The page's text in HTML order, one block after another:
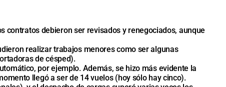
contratos debieron ser revisados y renegociados, aunque
realizar trabajos menores como ser algunas
de césped).
por ejemplo. Además, se hizo más evidente la
llegó a ser de 14 vuelos (hoy sólo hay cinco).